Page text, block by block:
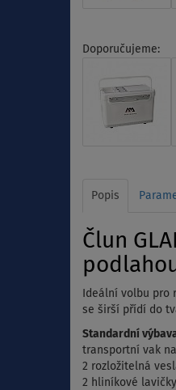
Doporučujeme:
Popis
Člun
Ideální volbu pro
se širší přídí do
Standardní
transportní vak
2 rozložitelná
2 hliníkové lavičky